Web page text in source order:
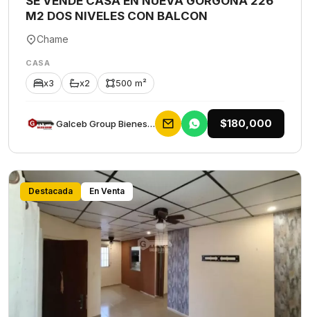
M2 DOS NIVELES CON BALCON
Chame
CASA
x3 x2 500 m²
Galceb Group Bienes Raices $180,000
Destacada En Venta